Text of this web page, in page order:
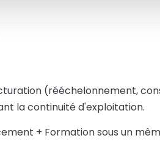
(rééchelonnement,
la continuité d'exploitation.
+ Formation sous un